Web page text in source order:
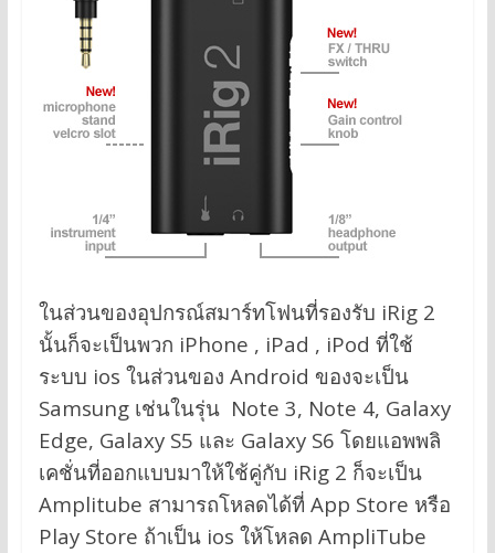
ในส่วนของอุปกรณ์สมาร์ทโฟนที่รองรับ iRig 2
นั้นก็จะเป็นพวก iPhone , iPad , iPod ที่ใช้
ระบบ ios ในส่วนของ Android ของจะเป็น
Samsung เช่นในรุ่น Note 3, Note 4, Galaxy
Edge, Galaxy S5 และ Galaxy S6 โดยแอพพลิ
เคชั่นที่ออกแบบมาให้ใช้คู่กับ iRig 2 ก็จะเป็น
Amplitube สามารถโหลดได้ที่ App Store หรือ
Play Store ถ้าเป็น ios ให้โหลด AmpliTube